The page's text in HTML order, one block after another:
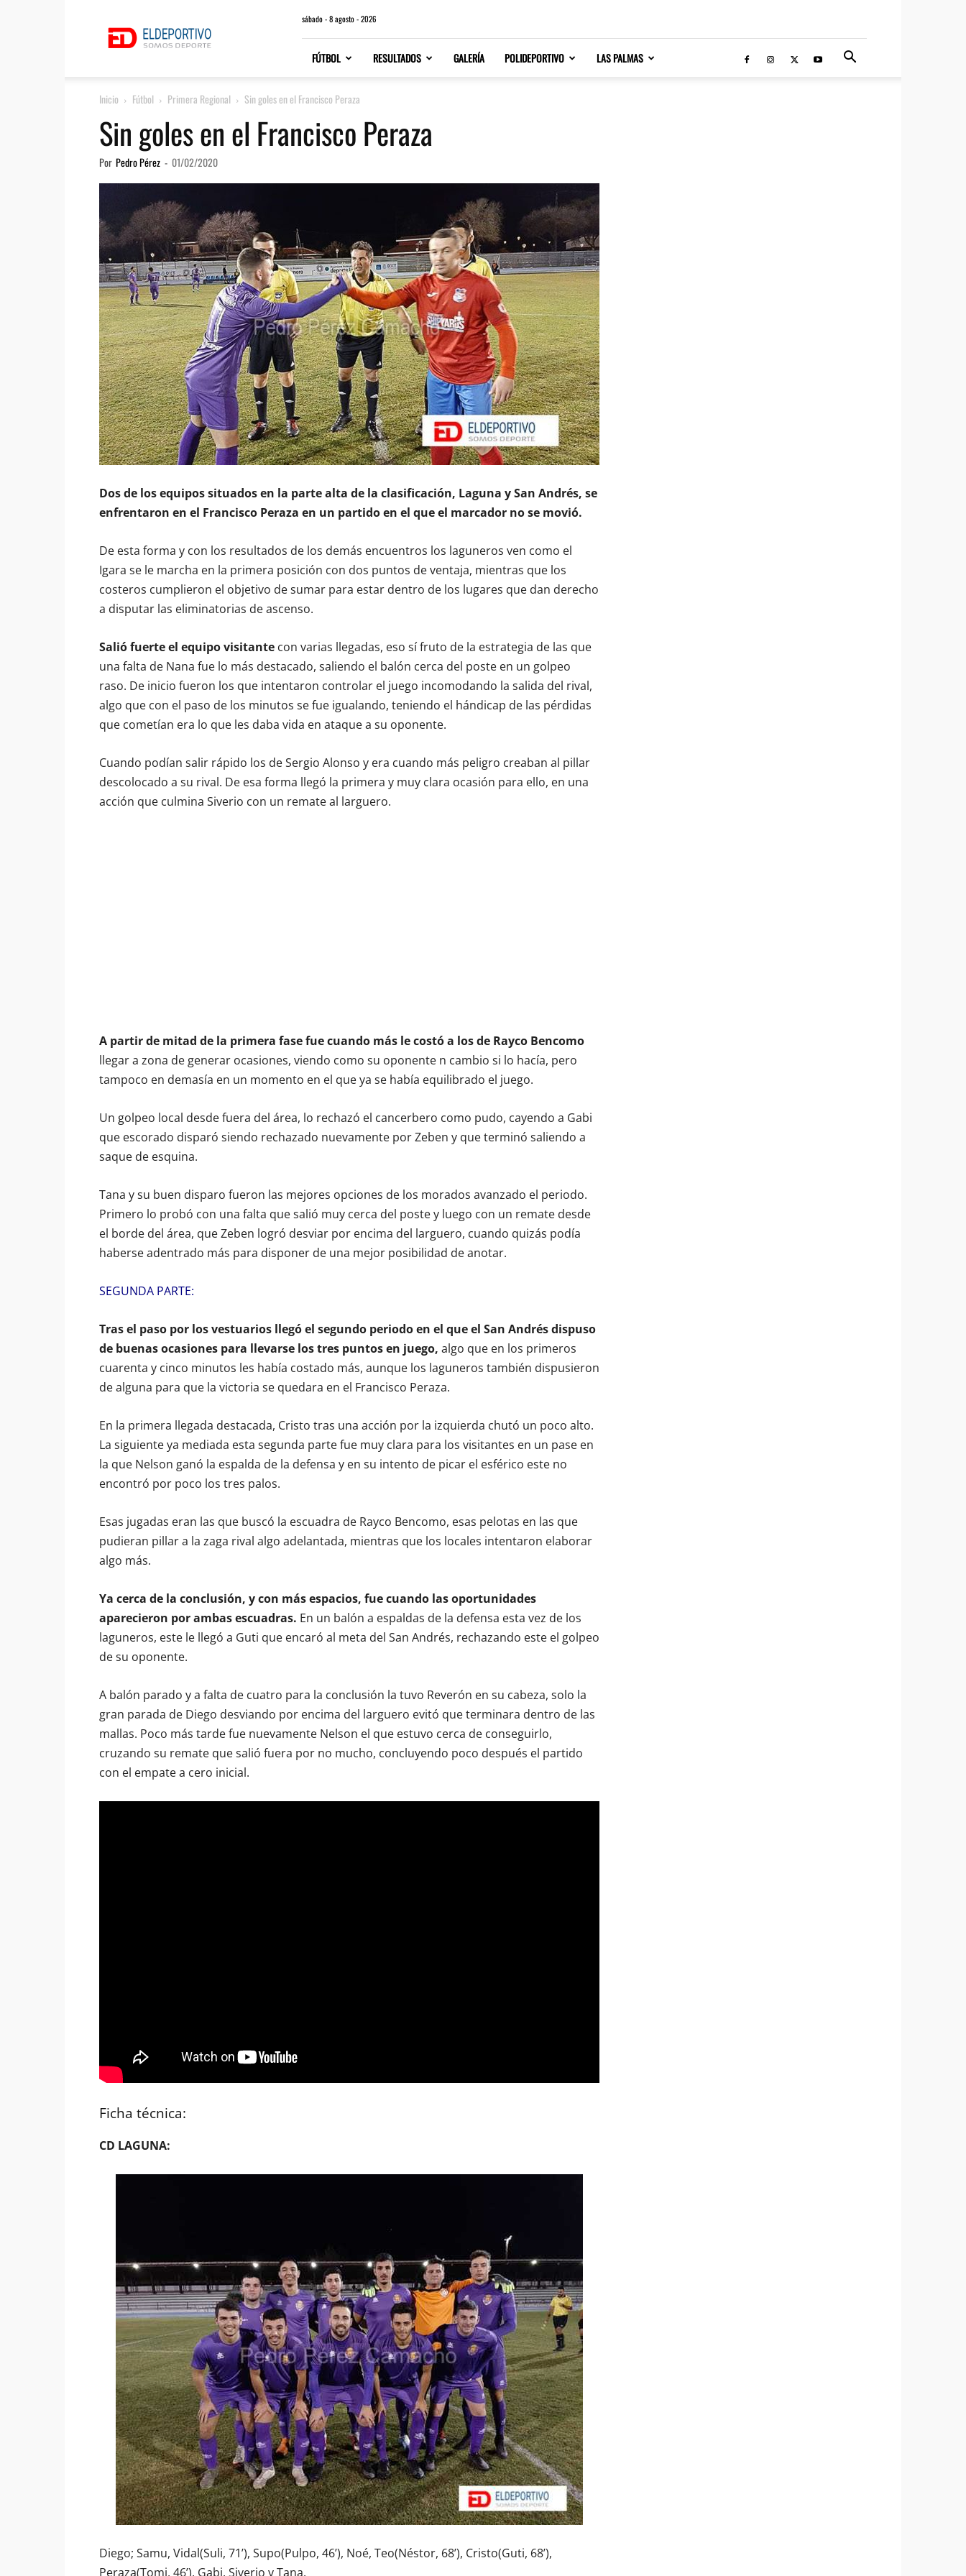
sábado - 8 agosto - 2026
FÚTBOL RESULTADOS GALERÍA POLIDEPORTIVO LAS PALMAS
Inicio Fútbol Primera Regional Sin goles en el Francisco Peraza
Sin goles en el Francisco Peraza
Por Pedro Pérez - 01/02/2020
Dos de los equipos situados en la parte alta de la clasificación, Laguna y San Andrés, se
enfrentaron en el Francisco Peraza en un partido en el que el marcador no se movió.
De esta forma y con los resultados de los demás encuentros los laguneros ven como el
Igara se le marcha en la primera posición con dos puntos de ventaja, mientras que los
costeros cumplieron el objetivo de sumar para estar dentro de los lugares que dan derecho
a disputar las eliminatorias de ascenso.
Salió fuerte el equipo visitante con varias llegadas, eso sí fruto de la estrategia de las que
una falta de Nana fue lo más destacado, saliendo el balón cerca del poste en un golpeo
raso. De inicio fueron los que intentaron controlar el juego incomodando la salida del rival,
algo que con el paso de los minutos se fue igualando, teniendo el hándicap de las pérdidas
que cometían era lo que les daba vida en ataque a su oponente.
Cuando podían salir rápido los de Sergio Alonso y era cuando más peligro creaban al pillar
descolocado a su rival. De esa forma llegó la primera y muy clara ocasión para ello, en una
acción que culmina Siverio con un remate al larguero.
A partir de mitad de la primera fase fue cuando más le costó a los de Rayco Bencomo
llegar a zona de generar ocasiones, viendo como su oponente n cambio si lo hacía, pero
tampoco en demasía en un momento en el que ya se había equilibrado el juego.
Un golpeo local desde fuera del área, lo rechazó el cancerbero como pudo, cayendo a Gabi
que escorado disparó siendo rechazado nuevamente por Zeben y que terminó saliendo a
saque de esquina.
Tana y su buen disparo fueron las mejores opciones de los morados avanzado el periodo.
Primero lo probó con una falta que salió muy cerca del poste y luego con un remate desde
el borde del área, que Zeben logró desviar por encima del larguero, cuando quizás podía
haberse adentrado más para disponer de una mejor posibilidad de anotar.
SEGUNDA PARTE:
Tras el paso por los vestuarios llegó el segundo periodo en el que el San Andrés dispuso
de buenas ocasiones para llevarse los tres puntos en juego, algo que en los primeros
cuarenta y cinco minutos les había costado más, aunque los laguneros también dispusieron
de alguna para que la victoria se quedara en el Francisco Peraza.
En la primera llegada destacada, Cristo tras una acción por la izquierda chutó un poco alto.
La siguiente ya mediada esta segunda parte fue muy clara para los visitantes en un pase en
la que Nelson ganó la espalda de la defensa y en su intento de picar el esférico este no
encontró por poco los tres palos.
Esas jugadas eran las que buscó la escuadra de Rayco Bencomo, esas pelotas en las que
pudieran pillar a la zaga rival algo adelantada, mientras que los locales intentaron elaborar
algo más.
Ya cerca de la conclusión, y con más espacios, fue cuando las oportunidades
aparecieron por ambas escuadras. En un balón a espaldas de la defensa esta vez de los
laguneros, este le llegó a Guti que encaró al meta del San Andrés, rechazando este el golpeo
de su oponente.
A balón parado y a falta de cuatro para la conclusión la tuvo Reverón en su cabeza, solo la
gran parada de Diego desviando por encima del larguero evitó que terminara dentro de las
mallas. Poco más tarde fue nuevamente Nelson el que estuvo cerca de conseguirlo,
cruzando su remate que salió fuera por no mucho, concluyendo poco después el partido
con el empate a cero inicial.
Ficha técnica:
CD LAGUNA:
Diego; Samu, Vidal(Suli, 71’), Supo(Pulpo, 46’), Noé, Teo(Néstor, 68’), Cristo(Guti, 68’),
Peraza(Tomi, 46’), Gabi, Siverio y Tana.